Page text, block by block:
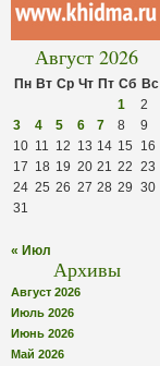
Август 2026
Пн Вт Ср Чт Пт Сб Вс
1
2
3
4 5 6 7 8
9
10 11 12 13 14 15
16
17 18 19 20 21 22 23
24 25 26 27 28 29 30
31
« Июл
Архивы
Август 2026
Июль 2026
Июнь 2026
Май 2026